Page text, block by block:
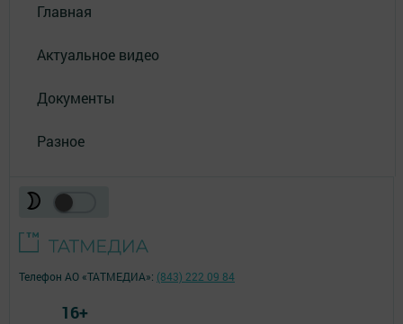
Главная
Актуальное видео
Документы
Разное
Телефон АО «ТАТМЕДИА»: (843) 222 09 84
16+